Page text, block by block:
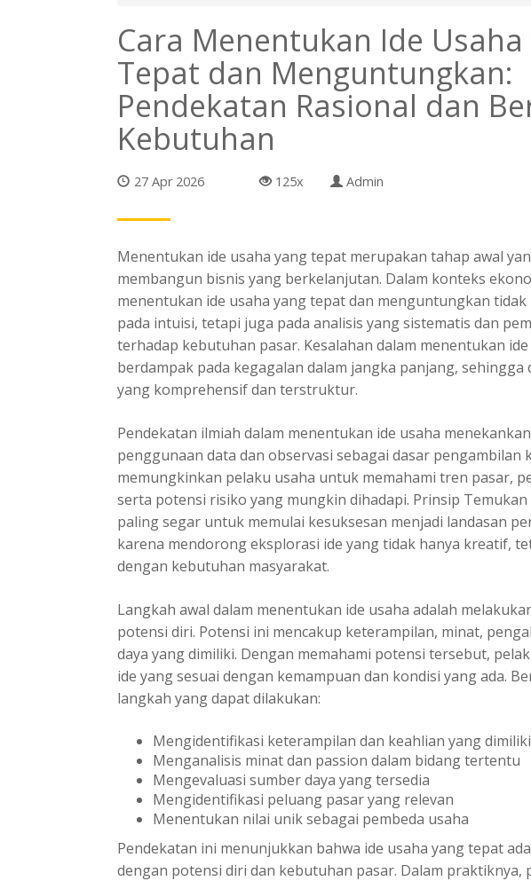
Cara Menentukan Ide Usaha
Tepat dan Menguntungkan:
Pendekatan Rasional dan
Kebutuhan
27 Apr 2026 125x Admin
Menentukan ide usaha yang tepat merupakan tahap awal
membangun bisnis yang berkelanjutan. Dalam konteks
menentukan ide usaha yang tepat dan menguntungkan
pada intuisi, tetapi juga pada analisis yang sistematis dan
terhadap kebutuhan pasar. Kesalahan dalam menentukan
berdampak pada kegagalan dalam jangka panjang,
yang komprehensif dan terstruktur.
Pendekatan ilmiah dalam menentukan ide usaha
penggunaan data dan observasi sebagai dasar pengambilan
memungkinkan pelaku usaha untuk memahami tren pasar,
serta potensi risiko yang mungkin dihadapi. Prinsip
paling segar untuk memulai kesuksesan menjadi landasan
karena mendorong eksplorasi ide yang tidak hanya kreatif,
dengan kebutuhan masyarakat.
Langkah awal dalam menentukan ide usaha adalah
potensi diri. Potensi ini mencakup keterampilan, minat,
daya yang dimiliki. Dengan memahami potensi tersebut,
ide yang sesuai dengan kemampuan dan kondisi yang ada.
langkah yang dapat dilakukan:
Mengidentifikasi keterampilan dan keahlian yang dimiliki
Menganalisis minat dan passion dalam bidang tertentu
Mengevaluasi sumber daya yang tersedia
Mengidentifikasi peluang pasar yang relevan
Menentukan nilai unik sebagai pembeda usaha
Pendekatan ini menunjukkan bahwa ide usaha yang tepat
dengan potensi diri dan kebutuhan pasar. Dalam praktiknya,